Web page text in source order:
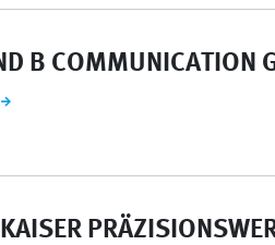
B COMMUNICATION